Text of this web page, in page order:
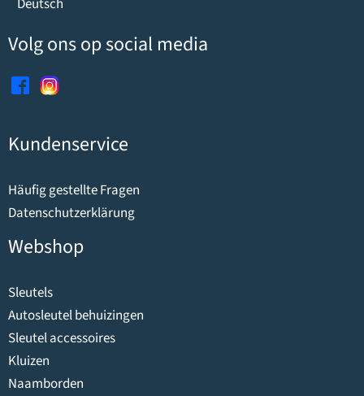
Deutsch
Volg ons op social media
Kundenservice
Häufig gestellte Fragen
Datenschutzerklärung
Webshop
Sleutels
Autosleutel behuizingen
Sleutel accessoires
Kluizen
Naamborden